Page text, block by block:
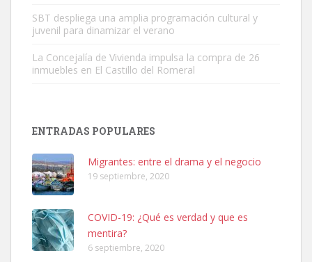
Leales.org » Gran Canaria
SBT despliega una amplia programación cultural y
juvenil para dinamizar el verano
La Concejalía de Vivienda impulsa la compra de 26
inmuebles en El Castillo del Romeral
ENTRADAS POPULARES
Migrantes: entre el drama y el negocio
19 septiembre, 2020
COVID-19: ¿Qué es verdad y que es
mentira?
6 septiembre, 2020